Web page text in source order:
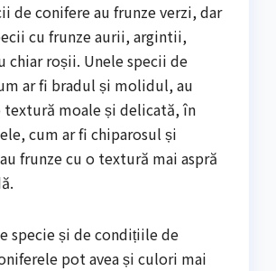
de conifere au frunze verzi, dar
cu frunze aurii, argintii,
chiar roșii. Unele specii de
ar fi bradul și molidul, au
textură moale și delicată, în
cum ar fi chiparosul și
frunze cu o textură mai aspră
specie și de condițiile de
pot avea și culori mai